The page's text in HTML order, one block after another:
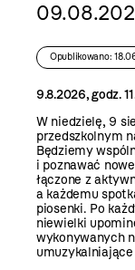
Opublikowano:
9.8.2026, godz.
W niedzielę, 9
przedszkolnym
Będziemy
i poznawać
łączone z
a każdemu
piosenki. Po
niewielki
wykonywanych